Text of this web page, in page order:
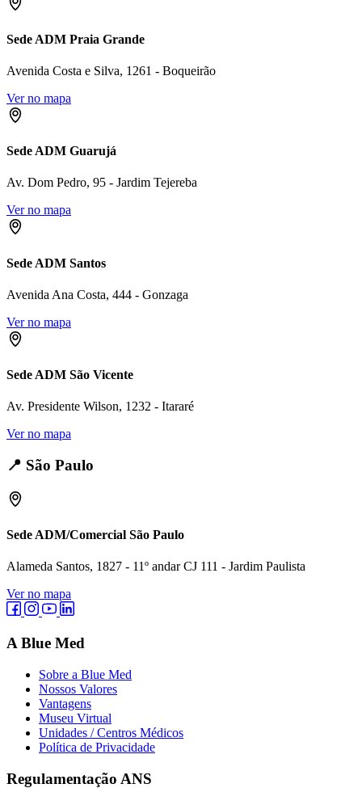
Sede ADM Praia Grande
Avenida Costa e Silva, 1261 - Boqueirão
Ver no mapa
Sede ADM Guarujá
Av. Dom Pedro, 95 - Jardim Tejereba
Ver no mapa
Sede ADM Santos
Avenida Ana Costa, 444 - Gonzaga
Ver no mapa
Sede ADM São Vicente
Av. Presidente Wilson, 1232 - Itararé
Ver no mapa
📍 São Paulo
Sede ADM/Comercial São Paulo
Alameda Santos, 1827 - 11º andar CJ 111 - Jardim Paulista
Ver no mapa
A Blue Med
Sobre a Blue Med
Nossos Valores
Vantagens
Museu Virtual
Unidades / Centros Médicos
Política de Privacidade
Regulamentação ANS